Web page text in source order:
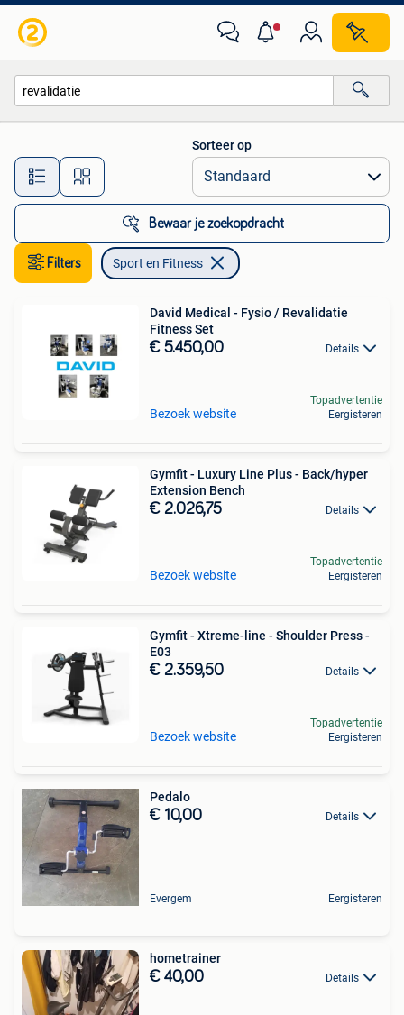
Alle afstanden…
Sorteer op
Bewaar je zoekopdracht
Filters Sport en Fitness
David Medical - Fysio / Revalidatie
Fitness Set
€ 5.450,00 Details
Bezoek website
Topadvertentie
Eergisteren
Gymfit - Luxury Line Plus - Back/hyper
Extension Bench
€ 2.026,75 Details
Bezoek website
Topadvertentie
Eergisteren
Gymfit - Xtreme-line - Shoulder Press -
E03
€ 2.359,50 Details
Bezoek website
Topadvertentie
Eergisteren
Pedalo
€ 10,00 Details
Evergem Eergisteren
hometrainer
€ 40,00 Details